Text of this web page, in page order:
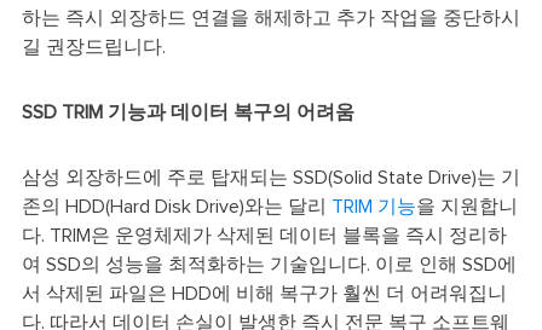
하는 즉시 외장하드 연결을 해제하고 추가 작업을 중단하시
길 권장드립니다.
SSD TRIM 기능과 데이터 복구의 어려움
삼성 외장하드에 주로 탑재되는 SSD(Solid State Drive)는 기
존의 HDD(Hard Disk Drive)와는 달리 TRIM 기능을 지원합니
다. TRIM은 운영체제가 삭제된 데이터 블록을 즉시 정리하
여 SSD의 성능을 최적화하는 기술입니다. 이로 인해 SSD에
서 삭제된 파일은 HDD에 비해 복구가 훨씬 더 어려워집니
다. 따라서 데이터 손실이 발생한 즉시 전문 복구 소프트웨